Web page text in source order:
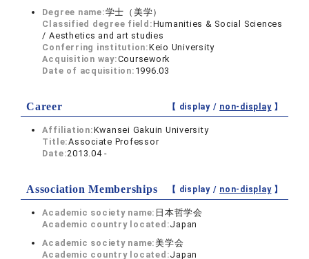
Degree name:学士（美学）
Classified degree field:Humanities & Social Sciences
/ Aesthetics and art studies
Conferring institution:Keio University
Acquisition way:Coursework
Date of acquisition: 1996.03
Career 【 display / non-display】
Affiliation:Kwansei Gakuin University
Title:Associate Professor
Date:2013.04 -
Association Memberships 【 display / non-display】
Academic society name: 日本哲学会
Academic country located:Japan
Academic society name:美学会
Academic country located:Japan